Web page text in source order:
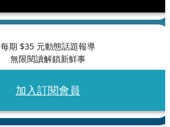
每期 $35 元動態話題報導
無限閱讀解鎖新鮮事
加入訂閱會員